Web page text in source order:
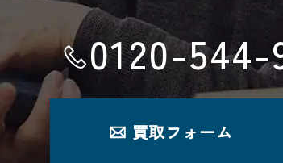
0120-544-
買取フォーム